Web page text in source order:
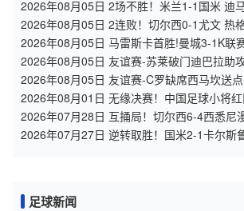
2026年08月05日 2场不胜！米兰1-1国米 迪
造点+点射拉莫斯登场
2026年08月05日 2连败！切尔西0-1尤文 热
德里克时隔614天复出
2026年08月05日 马雷斯卡首胜!曼城3-1K联
努里破门塞梅尼奥助攻
2026年08月05日 友谊赛-苏莱破门迪巴拉助
2026年08月05日 友谊赛-C罗缺席西马坎送
梅里亚
2026年08月01日 无缘决赛！中国足球小将红
后者决赛战杭州足管
2026年07月28日 互捅局！切尔西6-4西悉尼
射1传阿隆索开门红
2026年07月27日 逆转取胜！国米2-1卡尔斯
足球新闻